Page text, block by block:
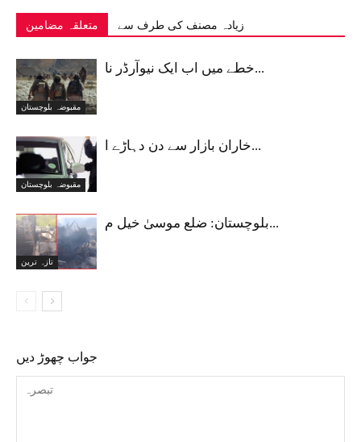
متعلقہ مضامین زیادہ مصنف کی طرف سے
مقبوضہ بلوچستان
خطے میں اب ایک نیوآرڈر نا...
مقبوضہ بلوچستان
خاران بازار سے دن دہاڑے ا...
تازہ ترین
بلوچستان: ضلع موسیٰ خیل م...
جواب چھوڑ دیں